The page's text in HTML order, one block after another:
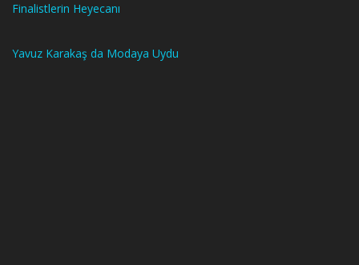
Finalistlerin Heyecanı
Yavuz Karakaş da Modaya Uydu